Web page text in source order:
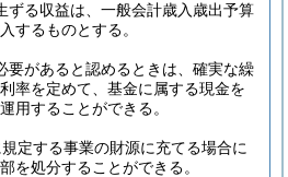
ずる収益は、一般会計歳入歳出予算
するものとする。
要があると認めるときは、確実な繰
率を定めて、基金に属する現金を
用することができる。
規定する事業の財源に充てる場合に
を処分することができる。